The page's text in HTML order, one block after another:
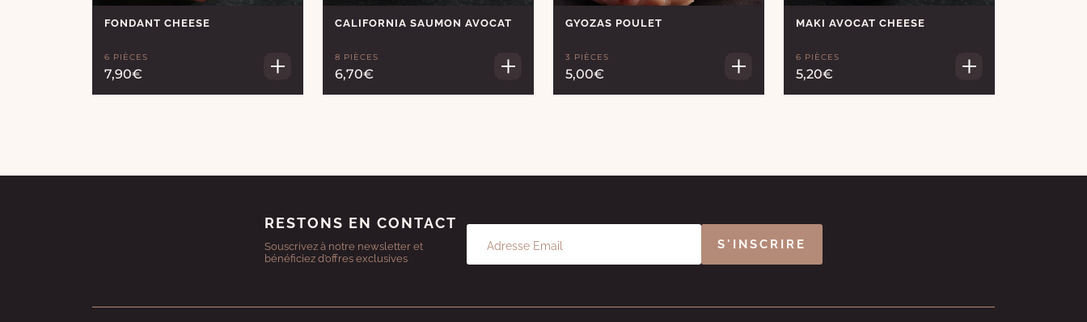
FONDANT CHEESE
6 PIÈCES
7,90€
CALIFORNIA SAUMON AVOCAT
8 PIÈCES
6,70€
GYOZAS POULET
3 PIÈCES
5,00€
MAKI AVOCAT CHEESE
6 PIÈCES
5,20€
RESTONS EN CONTACT
Souscrivez à notre newsletter et
bénéficiez d’offres exclusives
S'INSCRIRE